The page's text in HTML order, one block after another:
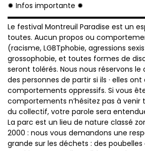
✹ Infos importante ✹
Le festival Montreuil Paradise est un
toutes. Aucun propos ou
(racisme, LGBTphobie, agressions
grossophobie, et toutes formes de
seront tolérés. Nous nous réservons
des personnes de partir si ils · elles ont
comportements oppressifs. Si vous
comportements n’hésitez pas à venir
du collectif, votre parole sera
La parc est un lieu de nature classé
2000 : nous vous demandons une
grande sur les déchets : des